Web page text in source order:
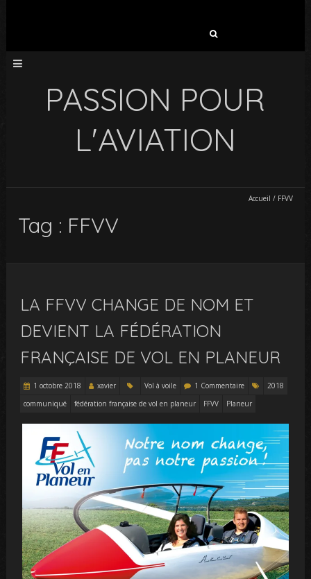
PASSION POUR
L'AVIATION
Accueil / FFVV
Tag : FFVV
LA FFVV CHANGE DE NOM ET
DEVIENT LA FÉDÉRATION
FRANÇAISE DE VOL EN PLANEUR
1 octobre 2018 xavier Vol à voile 1 Commentaire
2018
communiqué
fédération française de vol en planeur FFVV Planeur